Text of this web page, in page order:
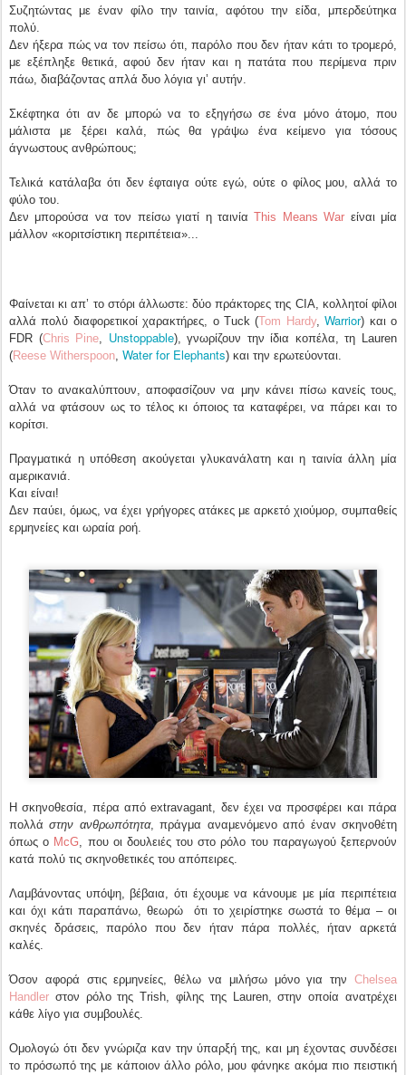
Συζητώντας με έναν φίλο την ταινία, αφότου την είδα, μπερδεύτηκα
πολύ.
Δεν ήξερα πώς να τον πείσω ότι, παρόλο που δεν ήταν κάτι το τρομερό,
με εξέπληξε θετικά, αφού δεν ήταν και η πατάτα που περίμενα πριν
πάω, διαβάζοντας απλά δυο λόγια γι’ αυτήν.
Σκέφτηκα ότι αν δε μπορώ να το εξηγήσω σε ένα μόνο άτομο, που
μάλιστα με ξέρει καλά, πώς θα γράψω ένα κείμενο για τόσους
άγνωστους ανθρώπους;
Τελικά κατάλαβα ότι δεν έφταιγα ούτε εγώ, ούτε ο φίλος μου, αλλά το
φύλο του.
Δεν μπορούσα να τον πείσω γιατί η ταινίαThis Means War είναι μία
μάλλον «κοριτσίστικη περιπέτεια»...
Φαίνεται κι απ’ το στόρι άλλωστε: δύο πράκτορες της CIA, κολλητοί φίλοι
αλλά πολύ διαφορετικοί χαρακτήρες, ο Tuck (Tom Hardy,Warrior) και ο
FDR (Chris Pine Unstoppable), γνωρίζουν την ίδια κοπέλα, τη Lauren
(Reese Witherspoon Water for Elephants) και την ερωτεύονται.
Όταν το ανακαλύπτουν, αποφασίζουν να μην κάνει πίσω κανείς τους,
αλλά να φτάσουν ως το τέλος κι όποιος τα καταφέρει, να πάρει και το
κορίτσι.
Πραγματικά η υπόθεση ακούγεται γλυκανάλατη και η ταινία άλλη μία
αμερικανιά.
Και είναι!
Δεν παύει, όμως, να έχει γρήγορες ατάκες με αρκετό χιούμορ, συμπαθείς
ερμηνείες και ωραία ροή.
Η σκηνοθεσία, πέρα από extravagant, δεν έχει να προσφέρει και πάρα
πολλάστην ανθρωπότητα, πράγμα αναμενόμενο από έναν σκηνοθέτη
όπως ο McG, που οι δουλειές του στο ρόλο του παραγωγού ξεπερνούν
κατά πολύ τις σκηνοθετικές του απόπειρες.
Λαμβάνοντας υπόψη, βέβαια, ότι έχουμε να κάνουμε με μία περιπέτεια
και όχι κάτι παραπάνω, θεωρώ ότι το χειρίστηκε σωστά το θέμα – οι
σκηνές δράσεις, παρόλο που δεν ήταν πάρα πολλές, ήταν αρκετά
καλές.
Όσον αφορά στις ερμηνείες, θέλω να μιλήσω μόνο για την Chelsea
Handler στον ρόλο της Trish, φίλης της Lauren, στην οποία ανατρέχει
κάθε λίγο για συμβουλές.
Ομολογώ ότι δεν γνώριζα καν την ύπαρξή της, και μη έχοντας συνδέσει
το πρόσωπό της με κάποιον άλλο ρόλο, μου φάνηκε ακόμα πιο πειστική